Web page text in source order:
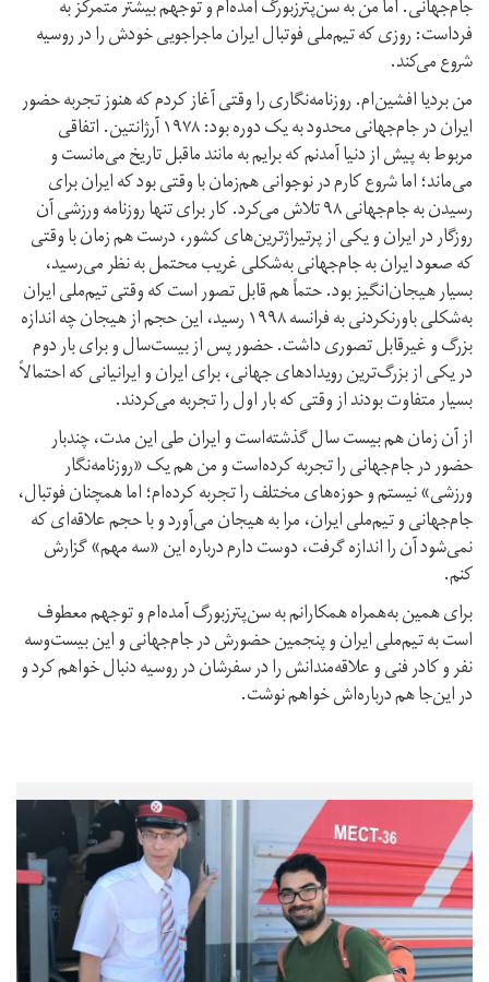
جام‌جهانی. اما من به سن‌پترزبورگ آمده‌ام و توجهم بیشتر متمرکز به
فرداست: روزی که تیم‌ملی فوتبال ایران ماجراجویی خودش را در روسیه
شروع می‌کند.
من بردیا افشین‌ام. روزنامه‌نگاری را وقتی آغاز کردم که هنوز تجربه حضور
ایران در جام‌جهانی محدود به یک دوره بود: ۱۹۷۸ آرژانتین. اتفاقی
مربوط به پیش از دنیا آمدنم که برایم به مانند ماقبل تاریخ می‌مانست و
می‌ماند؛ اما شروع کارم در نوجوانی هم‌زمان با وقتی بود که ایران برای
رسیدن به جام‌جهانی ۹۸ تلاش می‌کرد. کار برای تنها روزنامه ورزشی آن
روزگار در ایران و یکی از پرتیراژترین‌های کشور، درست هم ‌زمان با وقتی
که صعود ایران به جام‌جهانی به‌‌شکلی غریب محتمل به نظر می‌‌رسید،
بسیار هیجان‌انگیز بود. حتماً هم قابل تصور است که وقتی تیم‌‌ملی ایران
به‌شکلی باورنکردنی به فرانسه ۱۹۹۸ رسید، این حجم از هیجان چه اندازه‌
بزرگ و غیرقابل تصوری داشت. حضور پس از بیست‌سال و برای بار دوم
در یکی از بزرگ‌ترین رویداد‌های جهانی، برای ایران و ایرانیانی که احتمالاً
بسیار متفاوت بودند از وقتی که بار اول را تجربه می‌کردند.
از آن زمان هم بیست سال گذشته‌است و ایران طی این مدت، چندبار
حضور در جام‌جهانی را تجربه کرده‌است و من هم یک «روزنامه‌نگار
ورزشی» نیستم و حوزه‌های مختلف را تجربه کرده‌ام؛ اما همچنان فوتبال،
جام‌جهانی و تیم‌ملی ایران، مرا به هیجان می‌آورد و با حجم علاقه‌ای که
نمی‌شود آن را اندازه گرفت، دوست دارم درباره این «سه مهم» گزارش
کنم.
برای همین به‌همراه همکارانم به سن‌پترزبورگ آمده‌ام و توجهم معطوف
است به تیم‌ملی ایران و پنجمین حضورش در جام‌جهانی و این بیست‌وسه
نفر و کادر فنی و علاقه‌مندانش را در سفرشان در روسیه دنبال خواهم کرد و
در این‌جا هم درباره‌اش خواهم نوشت.